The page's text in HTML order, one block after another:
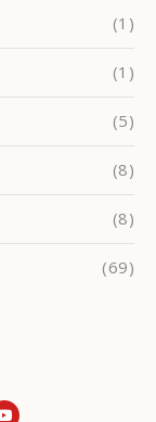
(1)
(1)
(5)
(8)
(8)
(69)